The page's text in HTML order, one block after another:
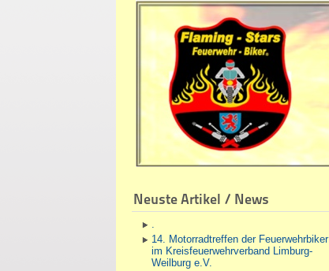
Neuste Artikel / News
.
14. Motorradtreffen der Feuerwehrbiker
im Kreisfeuerwehrverband Limburg-
Weilburg e.V.